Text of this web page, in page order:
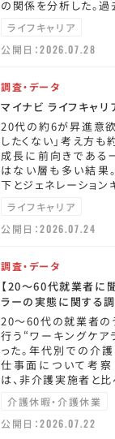
の関係を分析した。
ライフキャリア
公開日：2026.07.28
調査・データ
マイナビ ライフキャ
20代の約6が昇進意欲
したくない」考え方も
成長に前向きである
はない層も多い結果
下とジェネレーション
ライフキャリア
公開日：2026.07.24
調査・データ
【20～60代就業者に
ラーの実態に関する
20～60代の就業者の
行う“ワーキングケ
った。年代別での介
仕事面について考察
は、非介護実施者と
介護休暇・介護休業
公開日：2026.07.22